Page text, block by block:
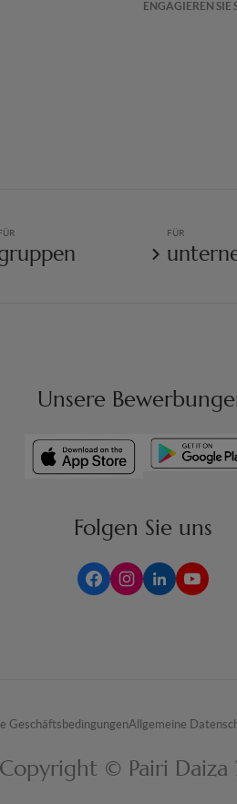
ENGAGIEREN SIE
FÜR
Unsere
Folgen Sie uns
GeschäftsbedingungenAllgemeine
Copyright © Pairi Daiza